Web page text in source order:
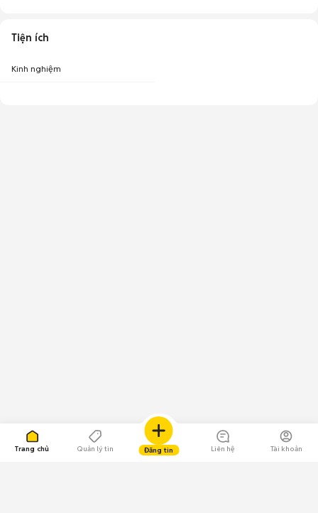
Trang chủ Quản lý tin Đăng tin Liên hệ Tài khoản
Tiện ích
Kinh nghiệm